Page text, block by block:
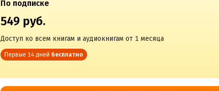
По подписке
549 руб.
Доступ ко всем книгам и аудиокнигам от 1 месяца
Первые 14 дней бесплатно